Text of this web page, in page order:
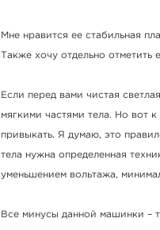
Мне нравится ее стабильная
Также хочу отдельно отметить
Если перед вами чистая
мягкими частями тела. Но вот
привыкать. Я думаю, это
тела нужна определенная
уменьшением вольтажа,
Все минусы данной машинки –